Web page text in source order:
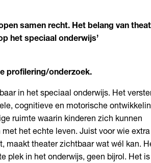
samen recht. Het belang van
het speciaal onderwijs’
profilering/onderzoek.
in het speciaal onderwijs. Het
cognitieve en motorische
ruimte waarin kinderen zich kunnen
met het echte leven. Juist voor wie extra
maakt theater zichtbaar wat wél kan.
plek in het onderwijs, geen bijrol. Het is